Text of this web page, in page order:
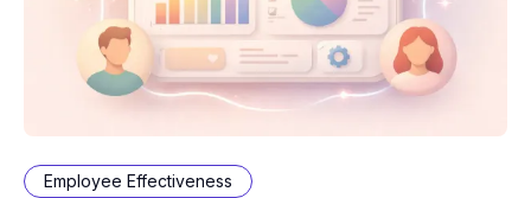
Employee Effectiveness